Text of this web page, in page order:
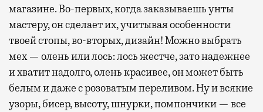
магазине. Во-первых, когда заказываешь унты
мастеру, он сделает их, учитывая особенности
твоей стопы, во-вторых, дизайн! Можно выбрать
мех — олень или лось: лось жестче, зато надежнее
и хватит надолго, олень красивее, он может быть
белым и даже с розоватым переливом. Ну и всякие
узоры, бисер, высоту, шнурки, помпончики — все